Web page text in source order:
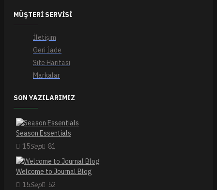
MÜŞTERI SERVISI
İletişim
Geri İade
Site Haritası
Markalar
SON YAZILARIMIZ
Season Essentials
15Sep 81
Welcome to Journal Blog
15Sep 52